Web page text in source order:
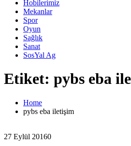
Hobilerimiz
Mekanlar
Spor
Oyun
Sağlık
Sanat
SosYal Ag
Etiket: pybs eba
Home
pybs eba iletişim
27 Eylül 20160